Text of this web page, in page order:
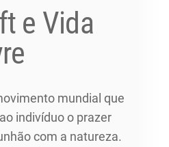
e Vida
mundial que
indivíduo o prazer
com a natureza.